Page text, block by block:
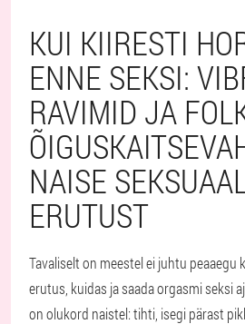
KUI KIIRESTI
ENNE SEKSI:
RAVIMID JA
NAISE
ERUTUST
Tavaliselt on meestel ei juhtu peaaegu
erutus, kuidas ja saada orgasmi seksi
on olukord naistel: tihti, isegi pärast